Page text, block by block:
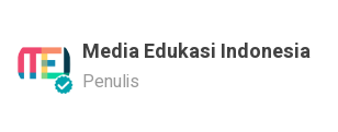
Media Edukasi Indonesia
Penulis